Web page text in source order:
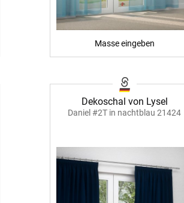
Masse eingeben
Dekoschal von Lysel
Daniel #2T in nachtblau 21424